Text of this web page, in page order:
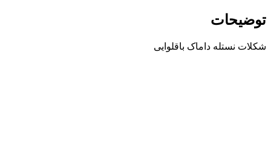
توضیحات
شکلات نستله داماک باقلوایی